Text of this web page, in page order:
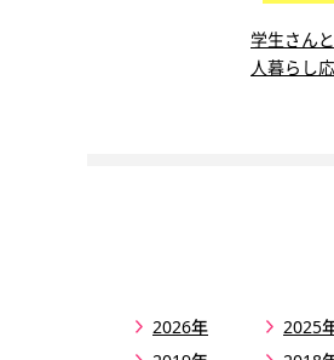
学生さん
人暮らし
2026年 2025